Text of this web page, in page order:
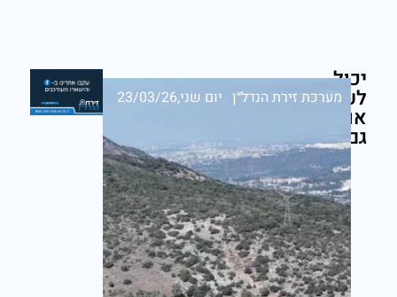
יכול
לעניין
אותך
גם
מערכת זירת הנדל״ן יום שני,23/03/26